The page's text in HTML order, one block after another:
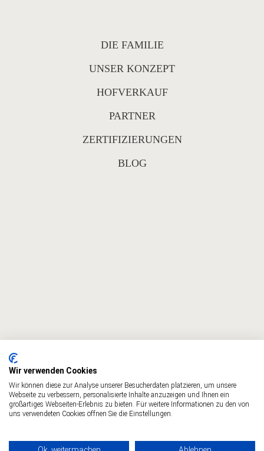
DIE FAMILIE
UNSER KONZEPT
HOFVERKAUF
PARTNER
ZERTIFIZIERUNGEN
BLOG
Wir verwenden Cookies
Wir können diese zur Analyse unserer Besucherdaten platzieren, um unsere
Webseite zu verbessern, personalisierte Inhalte anzuzeigen und Ihnen ein
großartiges Webseiten-Erlebnis zu bieten. Für weitere Informationen zu den von
uns verwendeten Cookies öffnen Sie die Einstellungen.